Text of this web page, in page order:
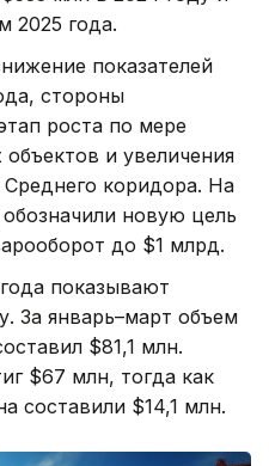
2025 года.
показателей
стороны
роста по мере
и увеличения
коридора. На
новую цель
до $1 млрд.
показывают
За январь–март объем
$81,1 млн.
$67 млн, тогда как
составили $14,1 млн.